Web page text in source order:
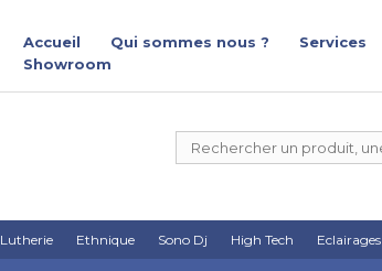
Accueil Qui sommes nous ? Services
Showroom
Lutherie Ethnique Sono Dj High Tech Eclairages